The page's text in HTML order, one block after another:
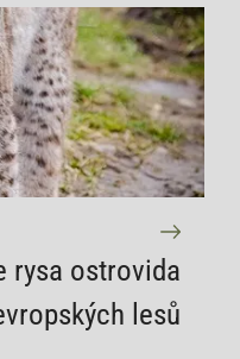
rysa ostrovida
lesů